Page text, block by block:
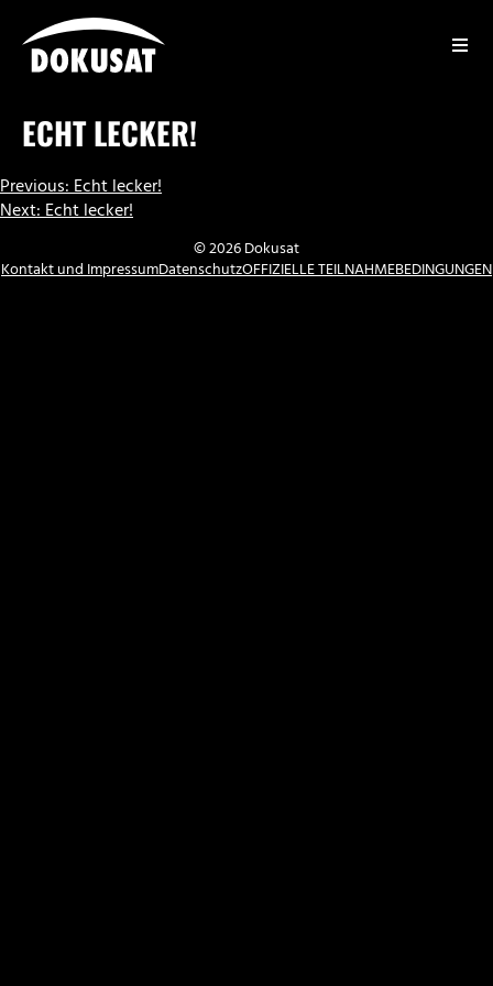
Inhalt
springen
ECHT LECKER!
BEITRAGSNAVIGATION
Previous:Echt lecker!
Next:Echt lecker!
© 2026 Dokusat
Kontakt und ImpressumDatenschutzOFFIZIELLE TEILNAHMEBEDINGUNGEN